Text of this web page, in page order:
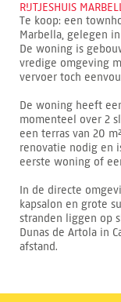
RIJTJESHUIS
Te koop: een
Marbella, gelegen
De woning is
vredige omgeving
vervoer toch
De woning heeft
momenteel over 2
een terras van 20
renovatie nodig en
eerste woning of
In de directe
kapsalon en grote
stranden liggen op
Dunas de Artola in
afstand.